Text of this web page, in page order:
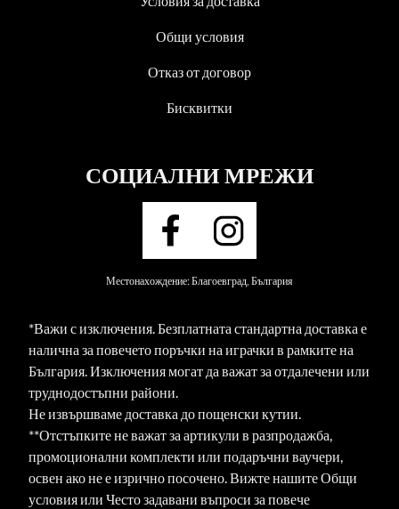
Общи условия
Отказ от договор
Бисквитки
СОЦИАЛНИ МРЕЖИ
Местонахождение: Благоевград, България
*Важи с изключения. Безплатната стандартна доставка е
налична за повечето поръчки на играчки в рамките на
България. Изключения могат да важат за отдалечени или
труднодостъпни райони.
Не извършваме доставка до пощенски кутии.
**Отстъпките не важат за артикули в разпродажба,
промоционални комплекти или подаръчни ваучери,
освен ако не е изрично посочено. Вижте нашите Общи
условия или Често задавани въпроси за повече